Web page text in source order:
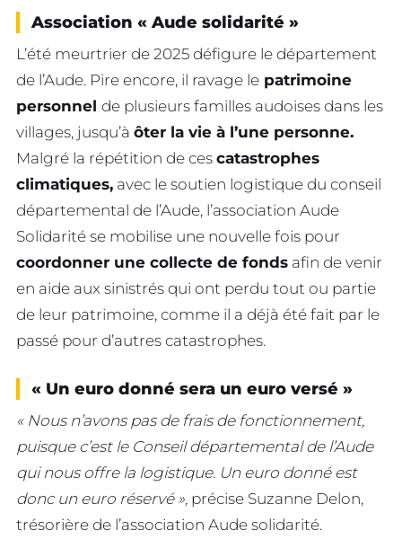
Association « Aude solidarité »
L’été meurtrier de 2025 défigure le département
de l’Aude. Pire encore, il ravage le patrimoine
personnel de plusieurs familles audoises dans les
villages, jusqu’à ôter la vie à l’une personne.
Malgré la répétition de ces catastrophes
climatiques, avec le soutien logistique du conseil
départemental de l’Aude, l’association Aude
Solidarité se mobilise une nouvelle fois pour
coordonner une collecte de fonds afin de venir
en aide aux sinistrés qui ont perdu tout ou partie
de leur patrimoine, comme il a déjà été fait par le
passé pour d’autres catastrophes.
« Un euro donné sera un euro versé »
« Nous n’avons pas de frais de fonctionnement,
puisque c’est le Conseil départemental de l’Aude
qui nous offre la logistique. Un euro donné est
donc un euro réservé », précise Suzanne Delon,
trésorière de l’association Aude solidarité.